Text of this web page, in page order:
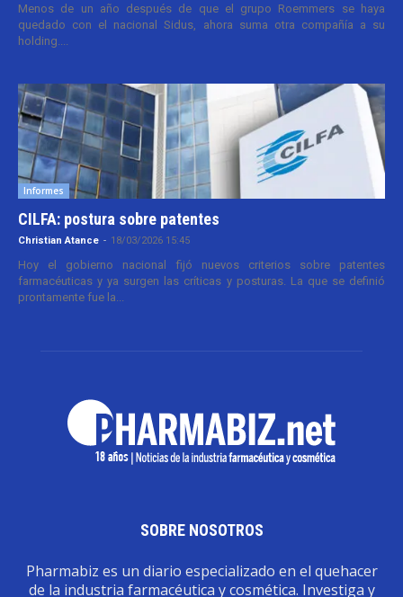
Menos de un año después de que el grupo Roemmers se haya
quedado con el nacional Sidus, ahora suma otra compañía a su
holding....
Informes
CILFA: postura sobre patentes
Christian Atance - 18/03/2026 15:45
Hoy el gobierno nacional fijó nuevos criterios sobre patentes
farmacéuticas y ya surgen las críticas y posturas. La que se definió
prontamente fue la...
SOBRE NOSOTROS
Pharmabiz es un diario especializado en el quehacer
de la industria farmacéutica y cosmética. Investiga y